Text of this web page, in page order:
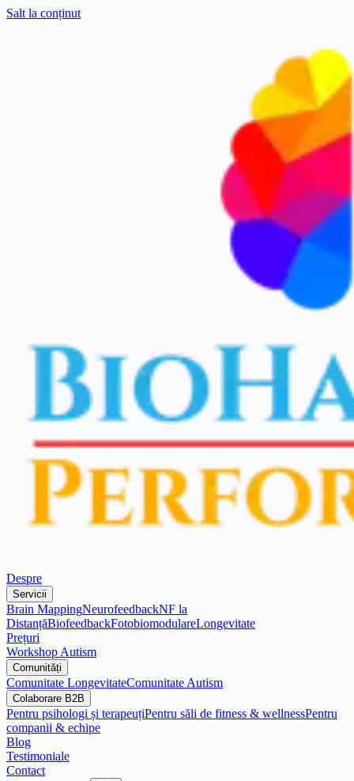
Salt la conținut
Despre
Servicii
Brain MappingNeurofeedbackNF la
DistanțăBiofeedbackFotobiomodulareLongevitate
Prețuri
Workshop Autism
Comunități
Comunitate LongevitateComunitate Autism
Colaborare B2B
Pentru psihologi și terapeuțiPentru săli de fitness & wellnessPentru
companii & echipe
Blog
Testimoniale
Contact